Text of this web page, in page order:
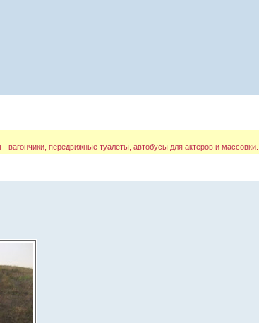
передвижные туалеты, автобусы для актеров и